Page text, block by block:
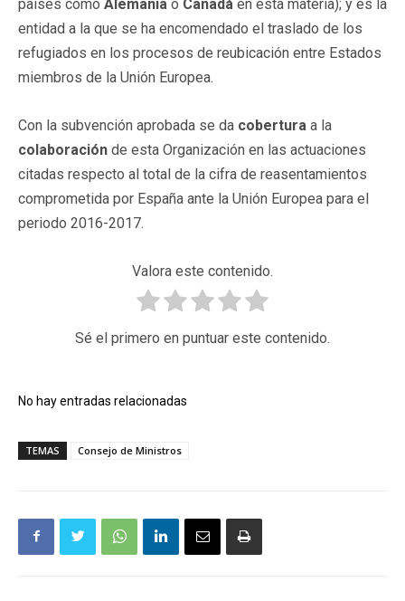
países como Alemania o Canadá en esta materia); y es la
entidad a la que se ha encomendado el traslado de los
refugiados en los procesos de reubicación entre Estados
miembros de la Unión Europea.
Con la subvención aprobada se da cobertura a la
colaboración de esta Organización en las actuaciones
citadas respecto al total de la cifra de reasentamientos
comprometida por España ante la Unión Europea para el
periodo 2016-2017.
Valora este contenido.
Sé el primero en puntuar este contenido.
No hay entradas relacionadas
TEMAS Consejo de Ministros